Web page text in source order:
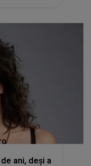
ani, deși a